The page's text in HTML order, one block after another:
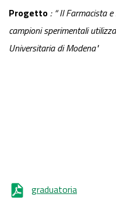
Progetto: “ Il Farmacista
campioni sperimentali
Universitaria di Modena"
graduatoria